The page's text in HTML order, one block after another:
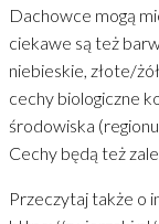
Dachowce mogą
ciekawe są też
niebieskie, złote/
cechy biologiczne
środowiska
Cechy będą też
Przeczytaj także o